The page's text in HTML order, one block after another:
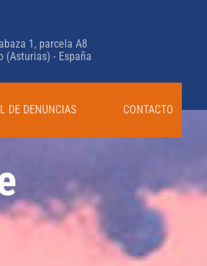
1, parcela A8
(Asturias) - España
DE DENUNCIAS CONTACTO